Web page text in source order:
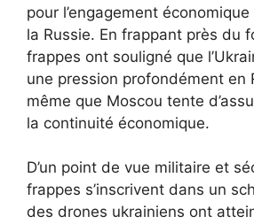
pour l’engagement
la Russie. En frappant près du
frappes ont souligné que
une pression profondément en
même que Moscou tente
la continuité économique.
D’un point de vue militaire et
frappes s’inscrivent dans un
des drones ukrainiens ont